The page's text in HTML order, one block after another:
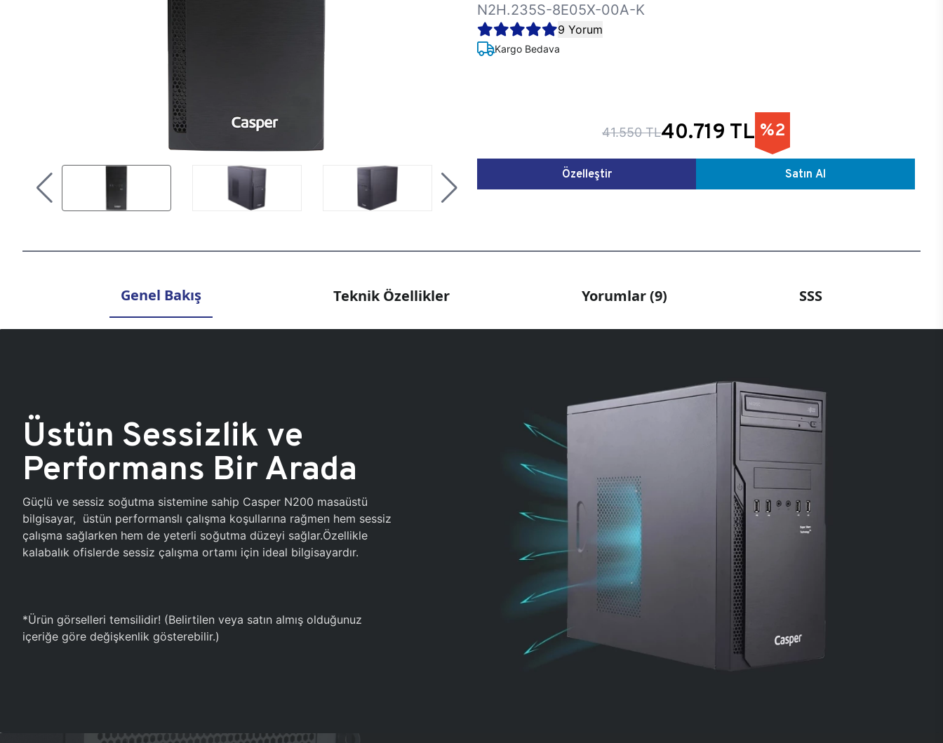
N2H.235S-8E05X-00A-K
9 Yorum
Kargo Bedava
41.550 TL40.719 TL %2
Özelleştir Satın Al
Genel Bakış Teknik Özellikler Yorumlar (9) SSS
Üstün Sessizlik ve
Performans Bir Arada
Güçlü ve sessiz soğutma sistemine sahip Casper N200 masaüstü
bilgisayar, üstün performanslı çalışma koşullarına rağmen hem sessiz
çalışma sağlarken hem de yeterli soğutma düzeyi sağlar.Özellikle
kalabalık ofislerde sessiz çalışma ortamı için ideal bilgisayardır.
*Ürün görselleri temsilidir! (Belirtilen veya satın almış olduğunuz
içeriğe göre değişkenlik gösterebilir.)